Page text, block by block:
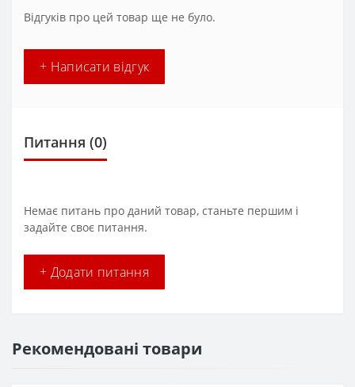
Відгуків про цей товар ще не було.
+ Написати відгук
Питання (0)
Немає питань про даний товар, станьте першим і
задайте своє питання.
+ Додати питання
Рекомендовані товари